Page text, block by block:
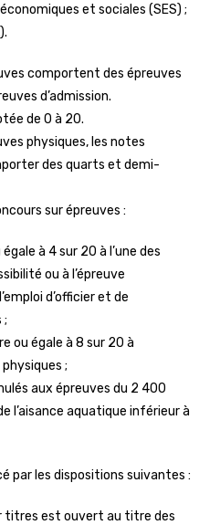
et sociales (SES) ;
comportent des épreuves
d’admission.
de 0 à 20.
physiques, les notes
des quarts et demi-
sur épreuves :
à 4 sur 20 à l’une des
ou à l’épreuve
d’officier et de
;
ou égale à 8 sur 20 à
physiques ;
aux épreuves du 2 400
l’aisance aquatique inférieur à
par les dispositions suivantes :
titres est ouvert au titre des